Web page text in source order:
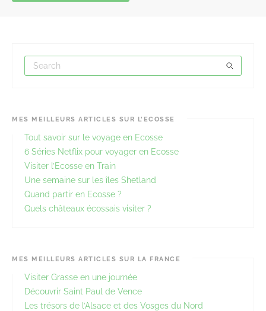
MES MEILLEURS ARTICLES SUR L’ECOSSE
Tout savoir sur le voyage en Ecosse
6 Séries Netflix pour voyager en Ecosse
Visiter l’Ecosse en Train
Une semaine sur les îles Shetland
Quand partir en Ecosse ?
Quels châteaux écossais visiter ?
MES MEILLEURS ARTICLES SUR LA FRANCE
Visiter Grasse en une journée
Découvrir Saint Paul de Vence
Les trésors de l’Alsace et des Vosges du Nord